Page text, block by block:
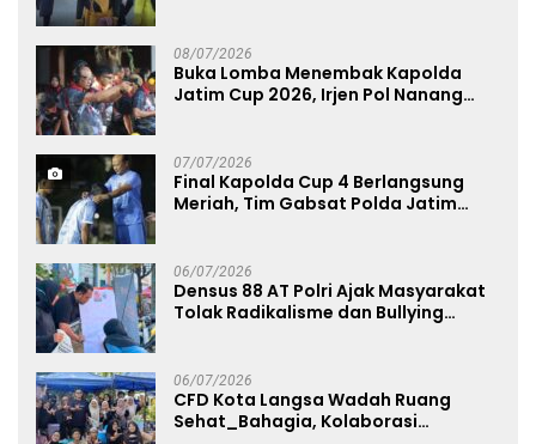
08/07/2026
Buka Lomba Menembak Kapolda
Jatim Cup 2026, Irjen Pol Nanang
07/07/2026
Final Kapolda Cup 4 Berlangsung
Meriah, Tim Gabsat Polda Jatim
06/07/2026
Densus 88 AT Polri Ajak Masyarakat
Tolak Radikalisme dan Bullying
06/07/2026
CFD Kota Langsa Wadah Ruang
Sehat_Bahagia, Kolaborasi